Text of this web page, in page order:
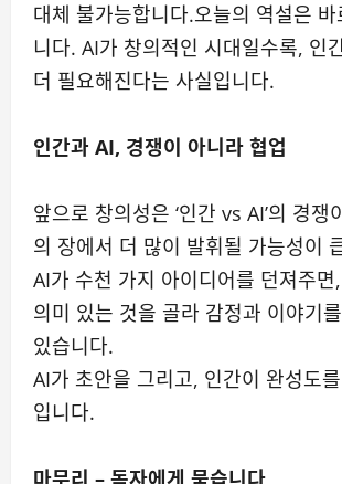
대체 불가능합니다.오늘의 역설은
니다. AI가 창의적인 시대일수록, 인
더 필요해진다는 사실입니다.
인간과 AI, 경쟁이 아니라 협업
앞으로 창의성은 ‘인간 vs AI’의 경쟁
의 장에서 더 많이 발휘될 가능성이
AI가 수천 가지 아이디어를 던져주면
의미 있는 것을 골라 감정과 이야기
있습니다.
AI가 초안을 그리고, 인간이 완성도
입니다.
마무리 – 독자에게 묻습니다